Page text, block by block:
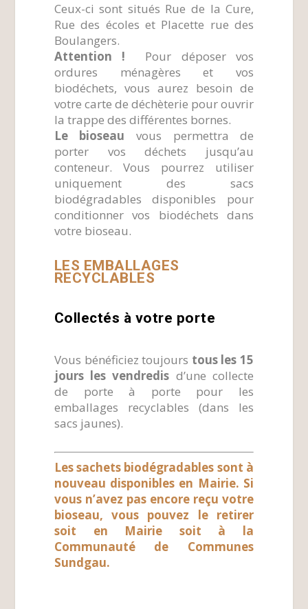
Ceux-ci sont situés Rue de la Cure,
Rue des écoles et Placette rue des
Boulangers.
Attention !
Pour déposer vos
ordures ménagères et vos
biodéchets, vous aurez besoin de
votre carte de déchèterie pour ouvrir
la trappe des différentes bornes.
Le bioseau vous permettra de
porter vos déchets jusqu’au
conteneur. Vous pourrez utiliser
uniquement des sacs
biodégradables disponibles pour
conditionner vos biodéchets dans
votre bioseau.
LES EMBALLAGES
RECYCLABLES
Collectés à votre porte
Vous bénéficiez toujours tous les 15
jours les vendredis d’une collecte
de porte à porte pour les
emballages recyclables (dans les
sacs jaunes).
Les sachets biodégradables sont à
nouveau disponibles en Mairie. Si
vous n’avez pas encore reçu votre
bioseau, vous pouvez le retirer
soit en Mairie soit à la
Communauté de Communes
Sundgau.